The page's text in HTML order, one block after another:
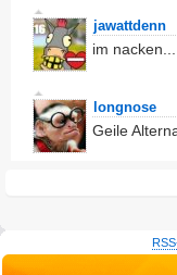
jawattdenn
im nacken...
longnose
Geile